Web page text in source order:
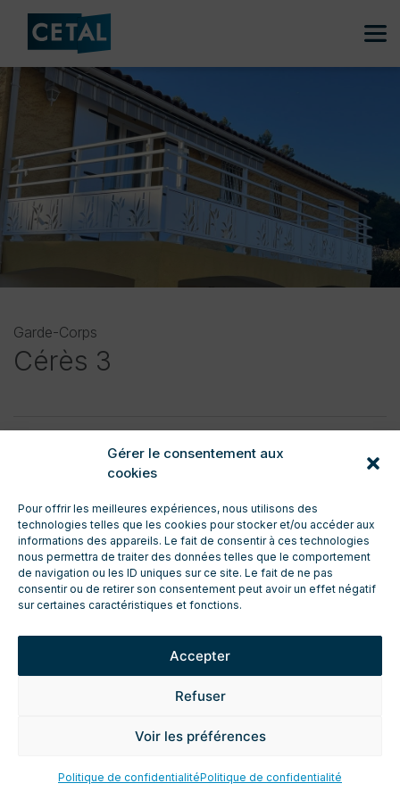
Gérer le consentement aux
cookies
Pour offrir les meilleures expériences, nous utilisons des
technologies telles que les cookies pour stocker et/ou accéder aux
informations des appareils. Le fait de consentir à ces technologies
nous permettra de traiter des données telles que le comportement
de navigation ou les ID uniques sur ce site. Le fait de ne pas
consentir ou de retirer son consentement peut avoir un effet négatif
sur certaines caractéristiques et fonctions.
Accepter
Refuser
Voir les préférences
Politique de confidentialitéPolitique de confidentialité
Garde-Corps
Cérès 3
CONTACT
ENTRETIEN ET TECHNIQUE
TÉLÉCHARGEMENTS
ESPACE PRO
MENTIONS LÉGALES
POLITIQUE DE CONFIDENTIALITÉ